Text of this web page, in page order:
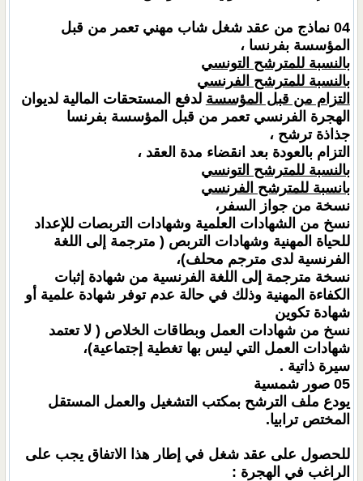
04 نماذج من عقد شغل شاب مهني تعمر من قبل
المؤسسة بفرنسا ،
بالنسبة للمترشح التونسي
بالنسبة للمترشح الفرنسي
التزام من قبل المؤسسة لدفع المستحقات المالية لديوان
الهجرة الفرنسي تعمر من قبل المؤسسة بفرنسا
جذاذة ترشح ،
التزام بالعودة بعد انقضاء مدة العقد ،
بالنسبة للمترشح التونسي
بانسبة للمترشح الفرنسي
نسخة من جواز السفر،
نسخ من الشهادات العلمية وشهادات التربصات للإعداد
للحياة المهنية وشهادات التربص ( مترجمة إلى اللغة
الفرنسية لدى مترجم محلف)،
نسخة مترجمة إلى اللغة الفرنسية من شهادة إثبات
الكفاءة المهنية وذلك في حالة عدم توفر شهادة علمية أو
شهادة تكوين
نسخ من شهادات العمل وبطاقات الخلاص ( لا تعتمد
شهادات العمل التي ليس بها تغطية إجتماعية)،
سيرة ذاتية .
05 صور شمسية
يودع ملف الترشح بمكتب التشغيل والعمل المستقل
المختص ترابيا.
للحصول على عقد شغل في إطار هذا الاتفاق يجب على
الراغب في الهجرة :